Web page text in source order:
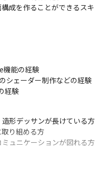
報に誤差が出ないように
ています
ての今日一日のタスクの進
苦労とは？
に手がける、パルスが生み
pulse.html
プロデューサーが語るVRラ
2
成を作ることができるスキ
機能の経験
シェーダー制作などの経験
経験
形デッサンが長けている方
り組める方
ュニケーションが図れる方